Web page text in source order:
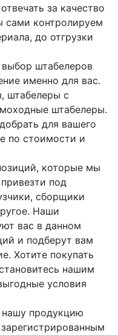
за качество
сами контролируем
до отгрузки
штабелеров
именно для вас.
штабелеры с
штабелеры.
для вашего
по стоимости и
которые мы
под
сборщики
Наши
вас в данном
и подберут вам
Хотите покупать
нашим
условия
нашу продукцию